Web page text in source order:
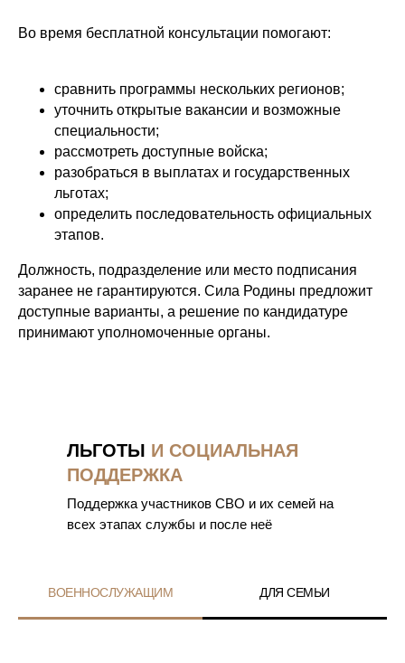
Во время бесплатной консультации помогают:
сравнить программы нескольких регионов;
уточнить открытые вакансии и возможные
специальности;
рассмотреть доступные войска;
разобраться в выплатах и государственных
льготах;
определить последовательность официальных
этапов.
Должность, подразделение или место подписания
заранее не гарантируются. Сила Родины предложит
доступные варианты, а решение по кандидатуре
принимают уполномоченные органы.
ЛЬГОТЫ И СОЦИАЛЬНАЯ
ПОДДЕРЖКА
Поддержка участников СВО и их семей на
всех этапах службы и после неё
ВОЕННОСЛУЖАЩИМ ДЛЯ СЕМЬИ